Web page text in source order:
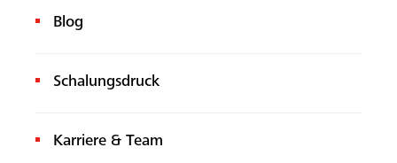
Blog
Schalungsdruck
Karriere & Team